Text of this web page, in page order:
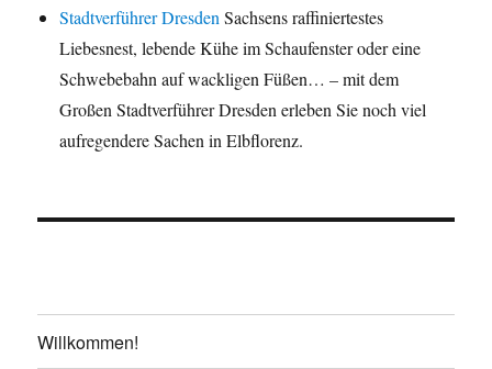
Stadtverführer DresdenSachsens raffiniertestes
Liebesnest, lebende Kühe im Schaufenster oder eine
Schwebebahn auf wackligen Füßen… – mit dem
Großen Stadtverführer Dresden erleben Sie noch viel
aufregendere Sachen in Elbflorenz.
Willkommen!